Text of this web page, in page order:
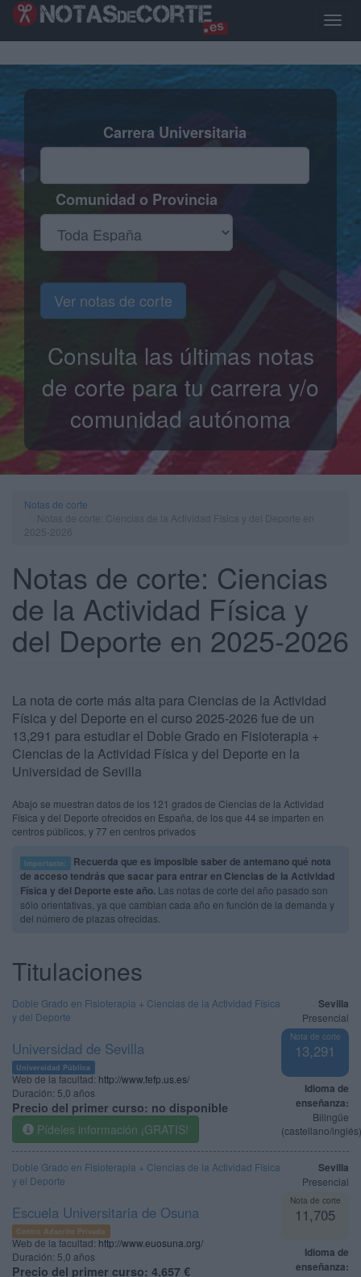
Pasar
Toggle
Carrera Universitaria
Comunidad o Provincia
Ver notas de corte
Consulta las últimas notas
de corte para tu carrera y/o
comunidad autónoma
Notas de corte
Notas de corte: Ciencias
de la Actividad Física y
del Deporte en 2025-2026
La nota de corte más alta para Ciencias de la Actividad
Física y del Deporte en el curso 2025-2026 fue de un
13,291 para estudiar el Doble Grado en Fisioterapia +
Ciencias de la Actividad Física y del Deporte en la
Universidad de Sevilla
Abajo se muestran datos de los 121 grados de Ciencias de la Actividad
Física y del Deporte ofrecidos en España, de los que 44 se imparten en
centros públicos, y 77 en centros privados
Importante:
Recuerda que es imposible saber de antemano qué nota
de acceso tendrás que sacar para entrar en Ciencias de la Actividad
Física y del Deporte este año. Las notas de corte del año pasado son
sólo orientativas, ya que cambian cada año en función de la demanda y
del número de plazas ofrecidas.
Titulaciones
Sevilla
Presencial
Nota de corte
13,291
Idioma de
enseñanza:
Bilingüe
(castellano/
Doble Grado en Fisioterapia + Ciencias de la Actividad Física
y del Deporte
Universidad de Sevilla
Universidad Pública
Web de la facultad: http://www.fefp.us.es/
Duración: 5,0 años
Precio del primer curso: no disponible
Pídeles información ¡GRATIS!
Sevilla
Presencial
Nota de corte
11,705
Idioma de
enseñanza:
Doble Grado en Fisioterapia + Ciencias de la Actividad Física
y el Deporte
Escuela Universitaria de Osuna
Centro Adscrito Privado
Web de la facultad:http://www.euosuna.org/
Duración: 5,0 años
Precio del primer curso: 4.657 €